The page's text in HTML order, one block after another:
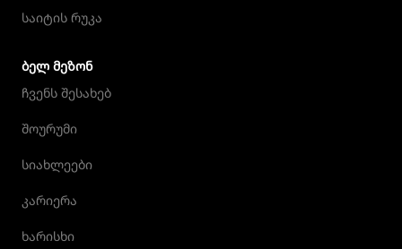
საიტის რუკა
ᲑᲔᲚ ᲛᲔᲖᲝᲜ
ჩვენს შესახებ
შოურუმი
სიახლეები
კარიერა
ხარისხი